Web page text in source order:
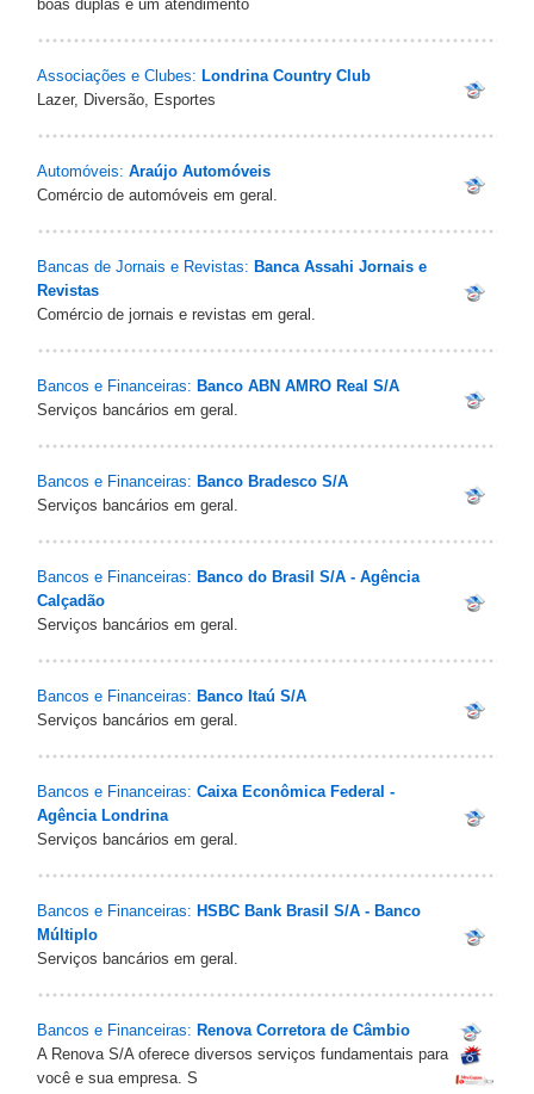
boas duplas e um atendimento
Associações e Clubes: Londrina Country Club
Lazer, Diversão, Esportes
Automóveis: Araújo Automóveis
Comércio de automóveis em geral.
Bancas de Jornais e Revistas: Banca Assahi Jornais e
Revistas
Comércio de jornais e revistas em geral.
Bancos e Financeiras: Banco ABN AMRO Real S/A
Serviços bancários em geral.
Bancos e Financeiras: Banco Bradesco S/A
Serviços bancários em geral.
Bancos e Financeiras: Banco do Brasil S/A - Agência
Calçadão
Serviços bancários em geral.
Bancos e Financeiras: Banco Itaú S/A
Serviços bancários em geral.
Bancos e Financeiras: Caixa Econômica Federal -
Agência Londrina
Serviços bancários em geral.
Bancos e Financeiras: HSBC Bank Brasil S/A - Banco
Múltiplo
Serviços bancários em geral.
Bancos e Financeiras: Renova Corretora de Câmbio
A Renova S/A oferece diversos serviços fundamentais para
você e sua empresa. S